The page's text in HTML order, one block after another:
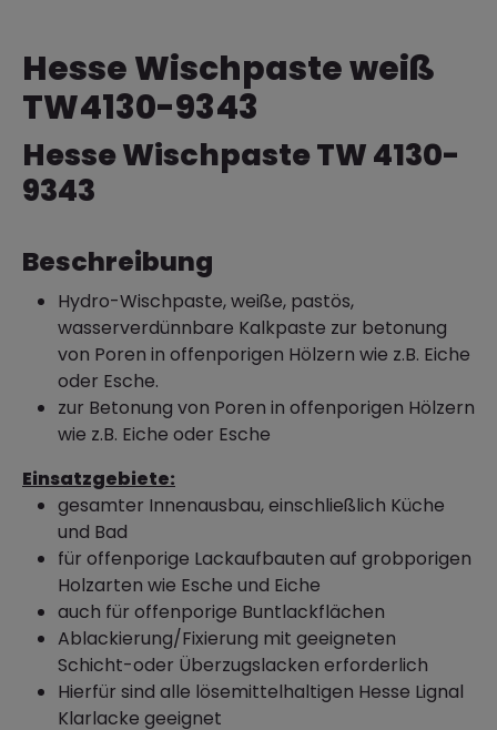
Hesse Wischpaste weiß
TW4130-9343
Hesse Wischpaste TW 4130-
9343
Beschreibung
Hydro-Wischpaste, weiße, pastös,
wasserverdünnbare Kalkpaste zur betonung
von Poren in offenporigen Hölzern wie z.B. Eiche
oder Esche.
zur Betonung von Poren in offenporigen Hölzern
wie z.B. Eiche oder Esche
Einsatzgebiete:
gesamter Innenausbau, einschließlich Küche
und Bad
für offenporige Lackaufbauten auf grobporigen
Holzarten wie Esche und Eiche
auch für offenporige Buntlackflächen
Ablackierung/Fixierung mit geeigneten
Schicht-oder Überzugslacken erforderlich
Hierfür sind alle lösemittelhaltigen Hesse Lignal
Klarlacke geeignet